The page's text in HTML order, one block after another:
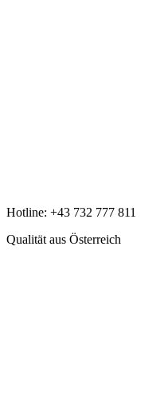
Hotline: +43 732 777 811
Qualität aus Österreich